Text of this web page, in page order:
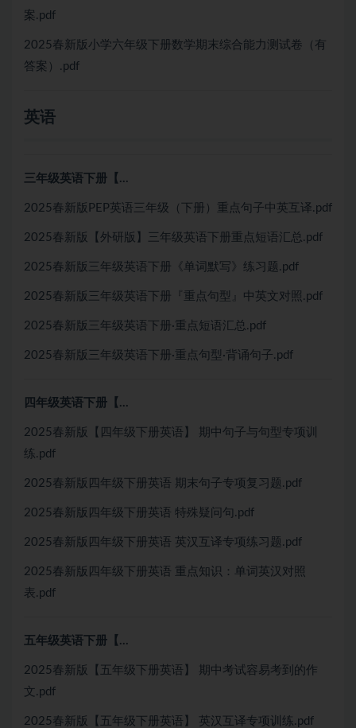
案.pdf
2025春新版小学六年级下册数学期末综合能力测试卷（有
答案）.pdf
英语
三年级英语下册【…
2025春新版PEP英语三年级（下册）重点句子中英互译.pdf
2025春新版【外研版】三年级英语下册重点短语汇总.pdf
2025春新版三年级英语下册《单词默写》练习题.pdf
2025春新版三年级英语下册『重点句型』中英文对照.pdf
2025春新版三年级英语下册·重点短语汇总.pdf
2025春新版三年级英语下册·重点句型·背诵句子.pdf
四年级英语下册【…
2025春新版【四年级下册英语】 期中句子与句型专项训
练.pdf
2025春新版四年级下册英语 期末句子专项复习题.pdf
2025春新版四年级下册英语 特殊疑问句.pdf
2025春新版四年级下册英语 英汉互译专项练习题.pdf
2025春新版四年级下册英语 重点知识：单词英汉对照
表.pdf
五年级英语下册【…
2025春新版【五年级下册英语】 期中考试容易考到的作
文.pdf
2025春新版【五年级下册英语】 英汉互译专项训练.pdf